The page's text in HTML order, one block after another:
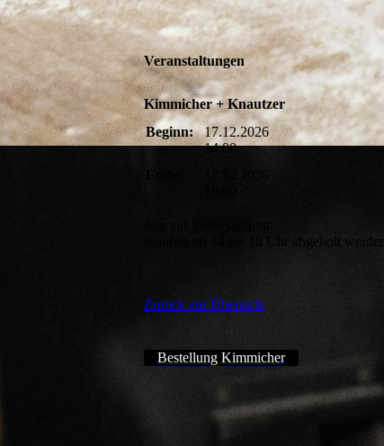
Veranstaltungen
Kimmicher + Knautzer
Beginn:
17.12.2026
14:00
Können ab 14 bis 18 Uhr abgeholt werden.
Zurück zur Übersicht
Bestellung Kimmicher